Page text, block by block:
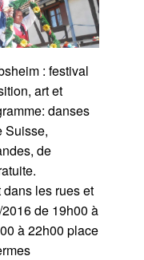
: festival
art et
danses
Suisse,
de
dans les rues et
de 19h00 à
à 22h00 place